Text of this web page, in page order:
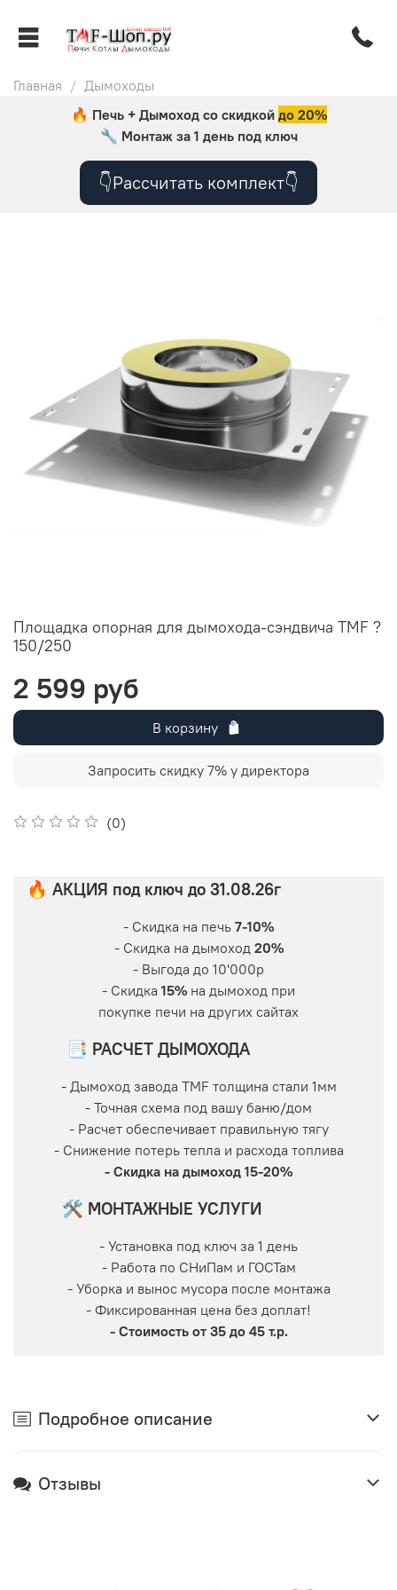
Главная
Дымоходы
🔥 Печь + Дымоход со скидкой до 20%
🔧 Монтаж за 1 день под ключ
👇Рассчитать комплект👇
Площадка опорная для дымохода-сэндвича TMF ?
150/250
(0)
2 599 руб
В корзину
Запросить скидку 7% у директора
🔥 АКЦИЯ под ключ до 31.08.26г
- Скидка на печь 7-10%
- Скидка на дымоход 20%
- Выгода до 10'000р
- Скидка 15% на дымоход при
покупке печи на других сайтах
📑 РАСЧЕТ ДЫМОХОДА
- Дымоход завода TMF толщина стали 1мм
- Точная схема под вашу баню/дом
- Расчет обеспечивает правильную тягу
- Снижение потерь тепла и расхода топлива
- Скидка на дымоход 15-20%
🛠 МОНТАЖНЫЕ УСЛУГИ
- Установка под ключ за 1 день
- Работа по СНиПам и ГОСТам
- Уборка и вынос мусора после монтажа
- Фиксированная цена без доплат!
- Стоимость от 35 до 45 т.р.
Подробное описание
Отзывы